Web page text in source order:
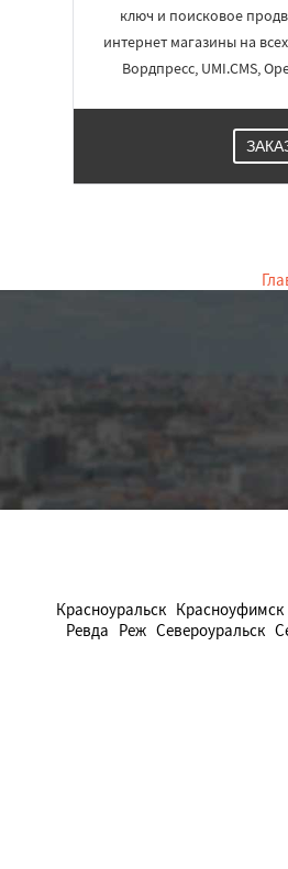
ключ и поисковое
интернет магазины на
Вордпресс, UMI.CMS,
Красноуральск Красноуфимск
Ревда Реж Североуральск